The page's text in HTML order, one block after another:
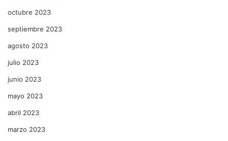
octubre 2023
septiembre 2023
agosto 2023
julio 2023
junio 2023
mayo 2023
abril 2023
marzo 2023